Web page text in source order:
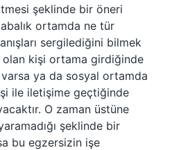
şeklinde bir öneri
ortamda ne tür
sergilediğini bilmek
olan kişi ortama girdiğinde
ya da sosyal ortamda
ile iletişime geçtiğinde
O zaman üstüne
şeklinde bir
bu egzersizin işe